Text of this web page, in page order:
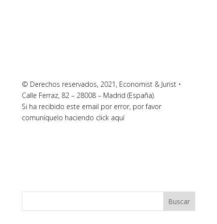
© Derechos reservados, 2021, Economist & Jurist •
Calle Ferraz, 82 – 28008 – Madrid (España).
Si ha recibido este email por error, por favor
comuníquelo haciendo click aquí